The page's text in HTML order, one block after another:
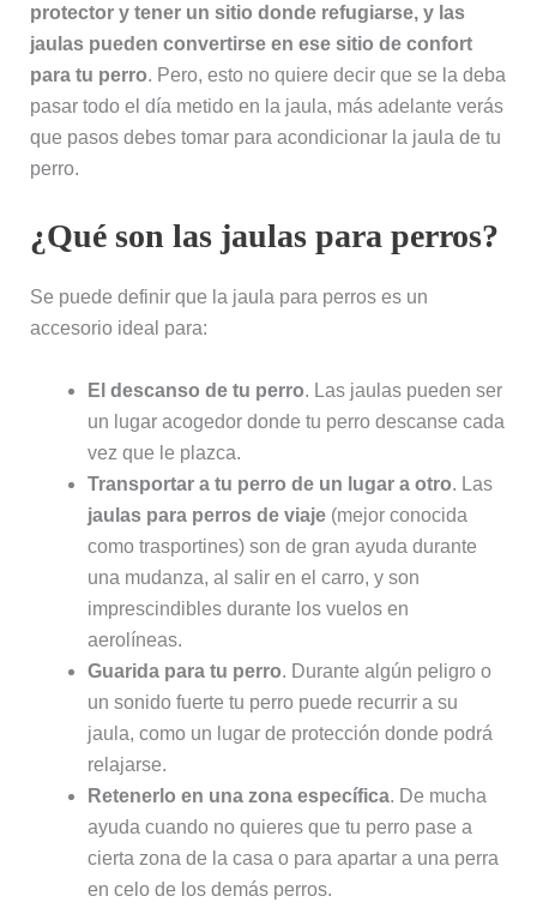
protector y tener un sitio donde refugiarse, y las
jaulas pueden convertirse en ese sitio de confort
para tu perro. Pero, esto no quiere decir que se la deba
pasar todo el día metido en la jaula, más adelante verás
que pasos debes tomar para acondicionar la jaula de tu
perro.
¿Qué son las jaulas para perros?
Se puede definir que la jaula para perros es un
accesorio ideal para:
El descanso de tu perro. Las jaulas pueden ser
un lugar acogedor donde tu perro descanse cada
vez que le plazca.
Transportar a tu perro de un lugar a otro. Las
jaulas para perros de viaje(mejor conocida
como trasportines) son de gran ayuda durante
una mudanza, al salir en el carro, y son
imprescindibles durante los vuelos en
aerolíneas.
Guarida para tu perro. Durante algún peligro o
un sonido fuerte tu perro puede recurrir a su
jaula, como un lugar de protección donde podrá
relajarse.
Retenerlo en una zona específica. De mucha
ayuda cuando no quieres que tu perro pase a
cierta zona de la casa o para apartar a una perra
en celo de los demás perros.